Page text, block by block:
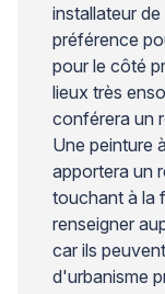
installateur
préférence
pour le côté
lieux très
conférera un
Une peinture
apportera un
touchant à la
renseigner
car ils
d'urbanisme